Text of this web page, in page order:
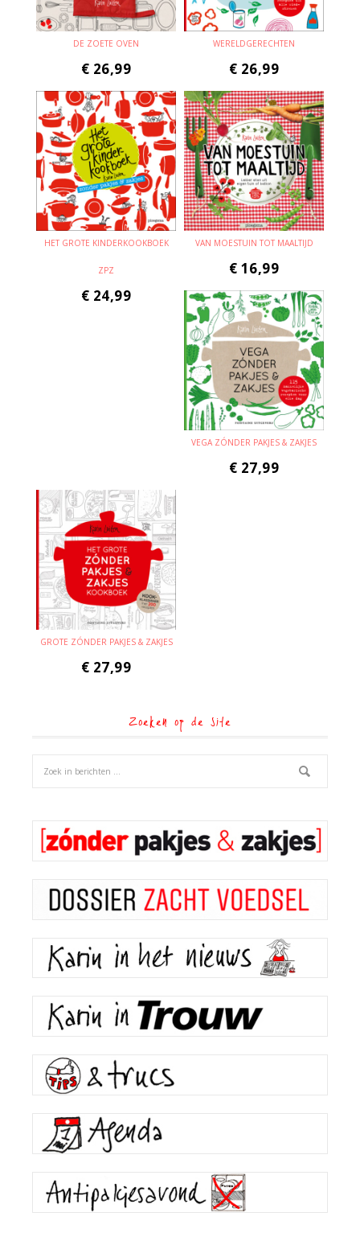
DE ZOETE OVEN
€ 26,99
WERELDGERECHTEN
€ 26,99
HET GROTE KINDERKOOKBOEK
ZPZ
€ 24,99
VAN MOESTUIN TOT MAALTIJD
€ 16,99
VEGA ZÓNDER PAKJES & ZAKJES
€ 27,99
GROTE ZÓNDER PAKJES & ZAKJES
€ 27,99
Zoeken op de site